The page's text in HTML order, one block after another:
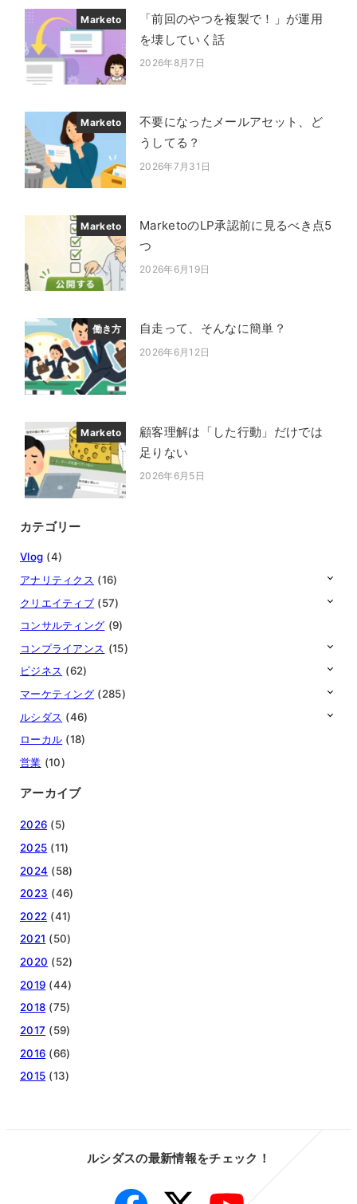
Marketo
「前回のやつを複製で！」が運用
を壊していく話
投稿日
2026年8月7日
Marketo
不要になったメールアセット、ど
うしてる？
投稿日
2026年7月31日
Marketo
MarketoのLP承認前に見るべき点5
つ
投稿日
2026年6月19日
働き方 自走って、そんなに簡単？
投稿日
2026年6月12日
Marketo
顧客理解は「した行動」だけでは
足りない
投稿日
2026年6月5日
カテゴリー
Vlog (4)
アナリティクス (16)
クリエイティブ (57)
コンサルティング (9)
コンプライアンス (15)
ビジネス (62)
マーケティング (285)
ルシダス (46)
ローカル (18)
営業 (10)
アーカイブ
2026 (5)
2025 (11)
2024 (58)
2023 (46)
2022 (41)
2021 (50)
2020 (52)
2019 (44)
2018 (75)
2017 (59)
2016 (66)
2015 (13)
ルシダスの最新情報をチェック！
Facebook Twitter YouTube